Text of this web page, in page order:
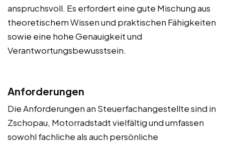
anspruchsvoll. Es erfordert eine gute Mischung aus
theoretischem Wissen und praktischen Fähigkeiten
sowie eine hohe Genauigkeit und
Verantwortungsbewusstsein.
Anforderungen
Die Anforderungen an Steuerfachangestellte sind in
Zschopau, Motorradstadt vielfältig und umfassen
sowohl fachliche als auch persönliche